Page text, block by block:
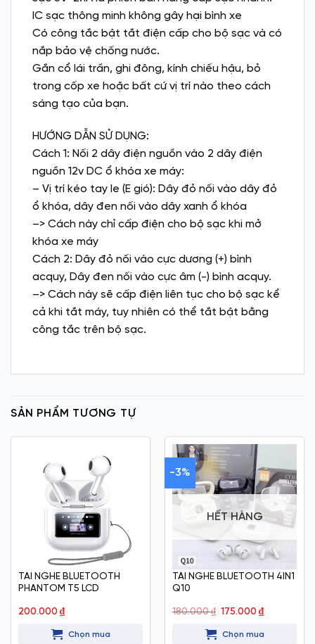
IC sạc thông minh không gây hại bình xe
Có công tắc bật tắt điện cấp cho bộ sạc và có
nắp bảo vệ chống nước.
Gắn cổ lái trần, ghi đông, kính chiếu hậu, bỏ
trong cốp xe hoặc bất cứ vị trí nào theo cách
sáng tạo của bạn.
HƯỚNG DẪN SỬ DỤNG:
Cách 1: Nối 2 dây điện nguồn vào 2 dây điện
nguồn 12v DC ổ khóa xe máy:
– Vị trí kéo tay le (E gió): Dây đỏ nối vào dây đỏ
ổ khóa, dây đen nối vào dây xanh ổ khóa
–> Cách này chỉ cấp điện cho bộ sạc khi mở
khóa xe máy
Cách 2: Dây đỏ nối vào cực dương (+) bình
acquy, Dây đen nối vào cực âm (-) bình acquy.
–> Cách này sẽ cấp điện liên tục cho bộ sạc kể
cả khi tắt máy, tuy nhiên có thể tắt bật bằng
công tắc trên bộ sạc.
SẢN PHẨM TƯƠNG TỰ
TAI NGHE BLUETOOTH
PHANTOM T5 LCD
200.000 ₫
Chọn mua
-3%
HẾT HÀNG
TAI NGHE BLUETOOTH 4IN1
Q10
180.000₫ Giá
180.000 ₫.
175.000 ₫Giá
là:
Chọn mua